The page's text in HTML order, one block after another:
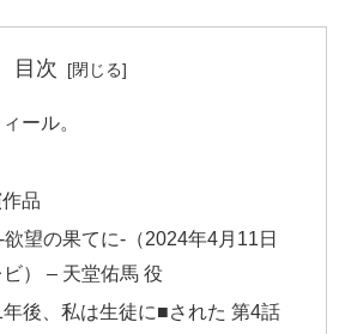
目次
ール。
品
望の果てに-（2024年4月11日
） – 天堂佑馬 役
後、私は生徒に■された 第4話